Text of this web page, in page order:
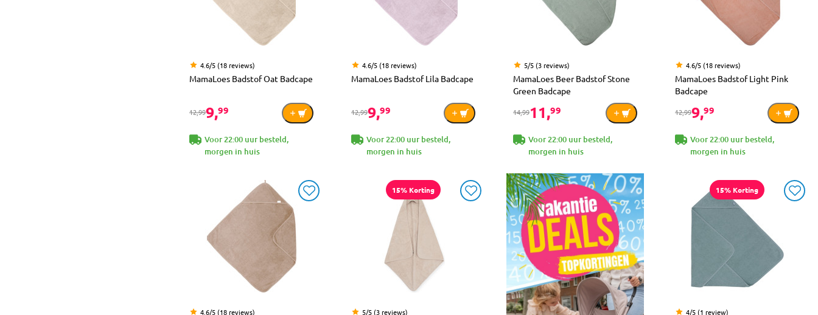
4.6/5 (18 reviews)
MamaLoes Badstof Oat Badcape
12,999,99
Voor 22:00 uur besteld,
morgen in huis
4.6/5 (18 reviews)
MamaLoes Badstof Lila Badcape
12,999,99
Voor 22:00 uur besteld,
morgen in huis
5/5 (3 reviews)
MamaLoes Beer Badstof Stone
Green Badcape
14,9911,99
Voor 22:00 uur besteld,
morgen in huis
4.6/5 (18 reviews)
MamaLoes Badstof Light Pink
Badcape
12,999,99
Voor 22:00 uur besteld,
morgen in huis
4.6/5 (18 reviews)
15% Korting
5/5 (3 reviews)
15% Korting
4/5 (1 review)